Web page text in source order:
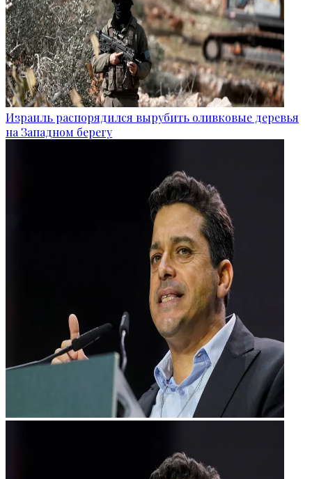
Израиль распорядился вырубить оливковые деревья
на Западном берегу